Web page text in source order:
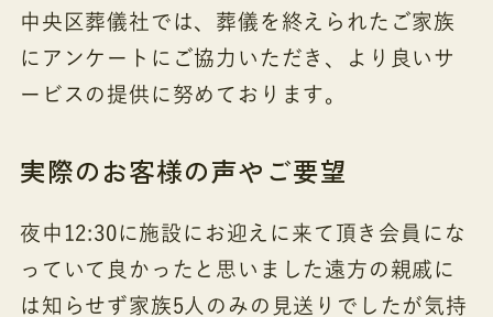
中央区葬儀社では、葬儀を終えられたご家族
にアンケートにご協力いただき、より良いサ
ービスの提供に努めております。
実際のお客様の声やご要望
夜中12:30に施設にお迎えに来て頂き会員にな
っていて良かったと思いました遠方の親戚に
は知らせず家族5人のみの見送りでしたが気持